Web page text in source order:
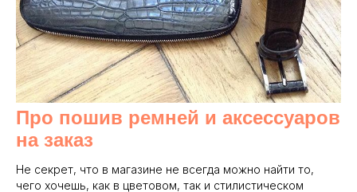
Про пошив ремней и аксессуаров
на заказ
Не секрет, что в магазине не всегда можно найти то,
чего хочешь, как в цветовом, так и стилистическом